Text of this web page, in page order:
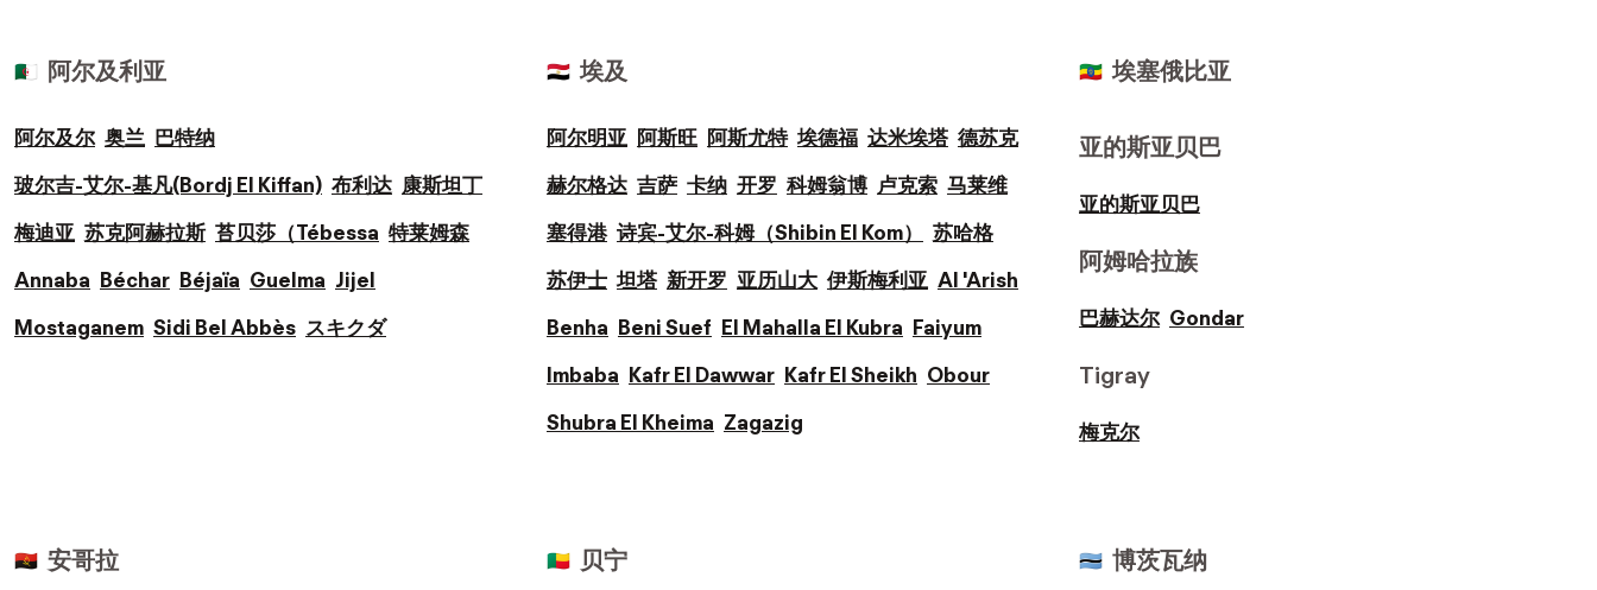
🇩🇿 阿尔及利亚
阿尔及尔 奥兰 巴特纳
玻尔吉-艾尔-基凡(Bordj El Kiffan) 布利达 康斯坦丁
梅迪亚 苏克阿赫拉斯 苔贝莎（Tébessa 特莱姆森
Annaba Béchar Béjaïa Guelma Jijel
Mostaganem Sidi Bel Abbès スキクダ
🇪🇬 埃及
阿尔明亚 阿斯旺 阿斯尤特 埃德福 达米埃塔 德苏克
赫尔格达 吉萨 卡纳 开罗 科姆翁博 卢克索 马莱维
塞得港 诗宾-艾尔-科姆（Shibin El Kom）
苏哈格
苏伊士 坦塔 新开罗 亚历山大 伊斯梅利亚 Al 'Arish
Benha Beni Suef El Mahalla El Kubra Faiyum
Imbaba Kafr El Dawwar Kafr El Sheikh Obour
Shubra El Kheima Zagazig
🇪🇹 埃塞俄比亚
亚的斯亚贝巴
亚的斯亚贝巴
阿姆哈拉族
巴赫达尔 Gondar
Tigray
梅克尔
🇦🇴 安哥拉 🇧🇯 贝宁 🇧🇼 博茨瓦纳